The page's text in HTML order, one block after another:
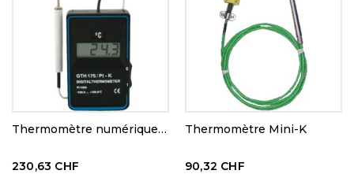
Thermomètre numérique de précision
230,63 CHF
Thermomètre Mini-K
90,32 CHF